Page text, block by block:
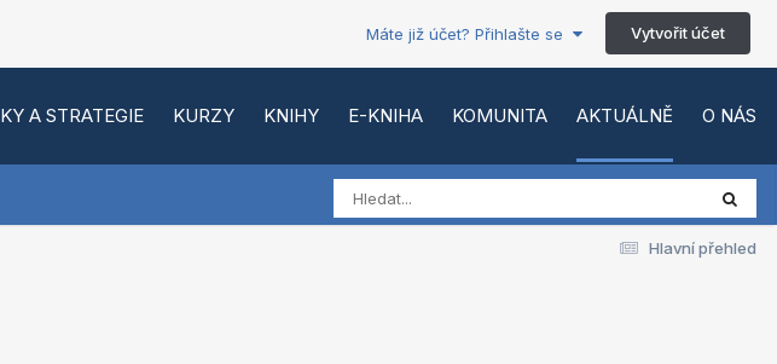
Máte již účet? Přihlašte se Vytvořit účet
A STRATEGIE KURZY KNIHY E-KNIHA KOMUNITA AKTUÁLNĚ O NÁS
Hlavní přehled